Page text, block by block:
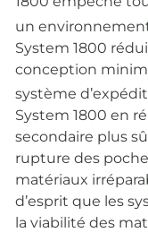
un
System 1800
conception
système
System 1800 en
secondaire plus
rupture des
matériaux
d’esprit que les
la viabilité des